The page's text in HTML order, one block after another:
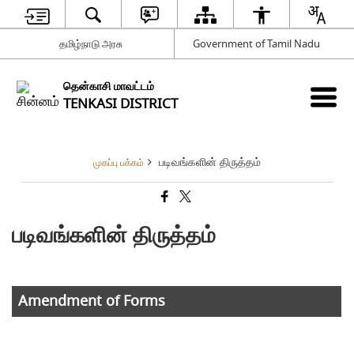
தமிழ்நாடு அரசு Government of Tamil Nadu
தென்காசி மாவட்டம்
TENKASI DISTRICT
முகப்பு பக்கம் படிவங்களின் திருத்தம்
படிவங்களின் திருத்தம்
Amendment of Forms